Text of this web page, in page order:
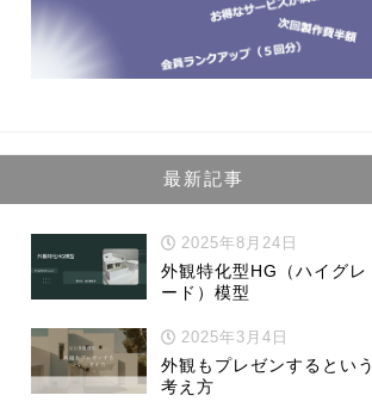
最新記事
2025年8月24日
外観特化型HG（ハイグレ
ード）模型
2025年3月4日
外観もプレゼンするという
考え方